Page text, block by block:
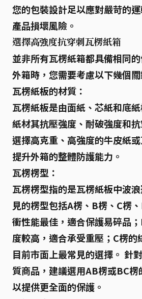
您的包裝設計足以應對嚴苛的
產品損壞風險。
選擇高強度抗穿刺瓦楞紙箱
並非所有瓦楞紙箱都具備相同
外箱時，您需要考慮以下幾個關
瓦楞紙板的材質：
瓦楞紙板是由面紙、芯紙和底
紙材其抗壓強度 、 耐破強度和
選擇高克重、高強度的牛皮紙
提升外箱的整體防護能力。
瓦楞楞型：
瓦楞楞型指的是瓦楞紙板中波
見的楞型包括A楞、B楞、C楞
衝性能最佳，適合保護易碎品
度較高，適合承受重壓；C楞的
目前市面上最常見的選擇。 針對
質商品 ，建議選用AB楞或BC楞
以提供更全面的保護。